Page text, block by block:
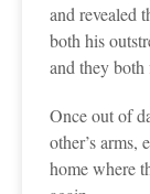
and revealed
both his
and they both
Once out of
other’s arms,
home where